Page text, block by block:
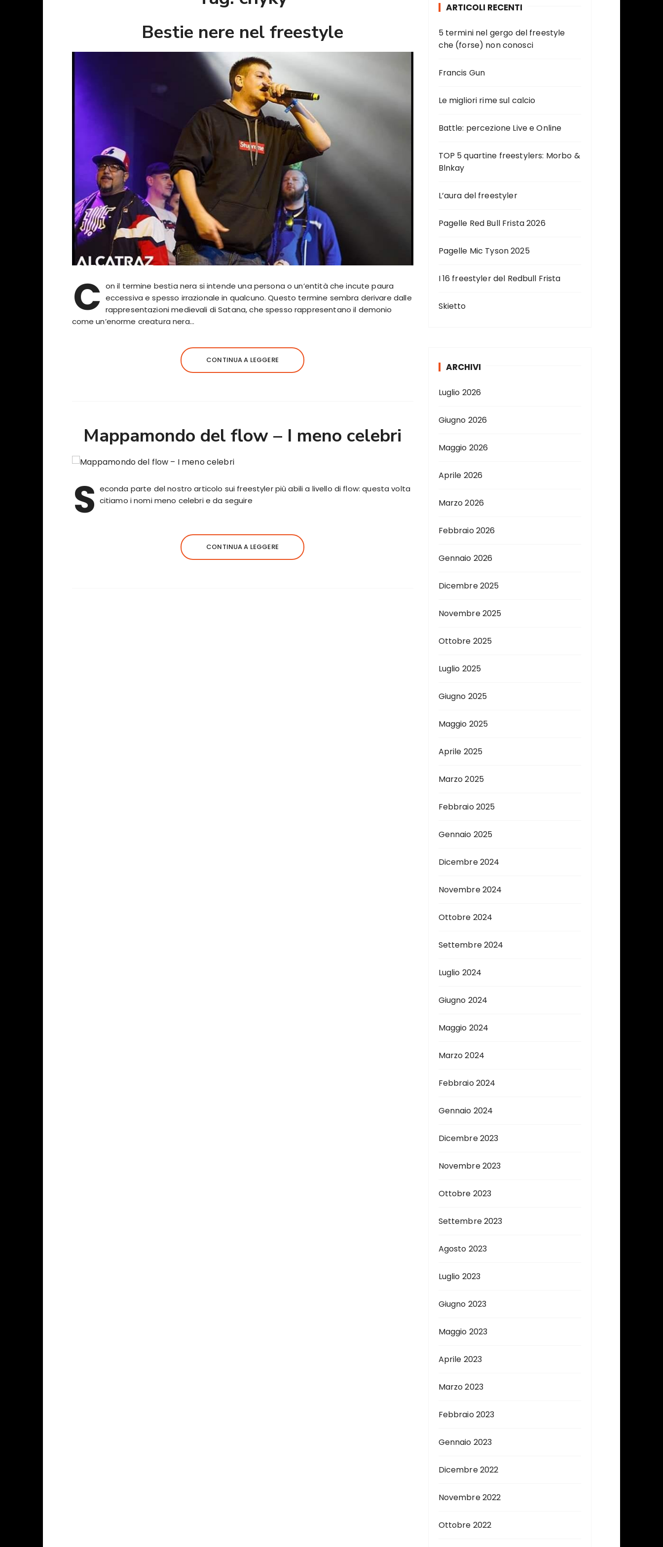
Bestie nere nel freestyle
C on il termine bestia nera si intende una persona o un’entità che incute paura
eccessiva e spesso irrazionale in qualcuno. Questo termine sembra derivare dalle
rappresentazioni medievali di Satana, che spesso rappresentano il demonio
come un’enorme creatura nera…
CONTINUA A LEGGERE
Mappamondo del flow – I meno celebri
S econda parte del nostro articolo sui freestyler più abili a livello di flow: questa volta
citiamo i nomi meno celebri e da seguire
CONTINUA A LEGGERE
ARTICOLI RECENTI
5 termini nel gergo del freestyle
che (forse) non conosci
Francis Gun
Le migliori rime sul calcio
Battle: percezione Live e Online
TOP 5 quartine freestylers: Morbo &
Blnkay
L’aura del freestyler
Pagelle Red Bull Frista 2026
Pagelle Mic Tyson 2025
I 16 freestyler del Redbull Frista
Skietto
ARCHIVI
Luglio 2026
Giugno 2026
Maggio 2026
Aprile 2026
Marzo 2026
Febbraio 2026
Gennaio 2026
Dicembre 2025
Novembre 2025
Ottobre 2025
Luglio 2025
Giugno 2025
Maggio 2025
Aprile 2025
Marzo 2025
Febbraio 2025
Gennaio 2025
Dicembre 2024
Novembre 2024
Ottobre 2024
Settembre 2024
Luglio 2024
Giugno 2024
Maggio 2024
Marzo 2024
Febbraio 2024
Gennaio 2024
Dicembre 2023
Novembre 2023
Ottobre 2023
Settembre 2023
Agosto 2023
Luglio 2023
Giugno 2023
Maggio 2023
Aprile 2023
Marzo 2023
Febbraio 2023
Gennaio 2023
Dicembre 2022
Novembre 2022
Ottobre 2022